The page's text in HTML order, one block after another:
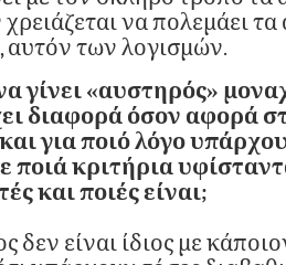
να πολεμάει
αυτόν των λογισμών.
γίνει «αυστηρός»
διαφορά όσον αφορά
για ποιό λόγο
ποιά κριτήρια
και ποιές είναι;
είναι ίδιος με